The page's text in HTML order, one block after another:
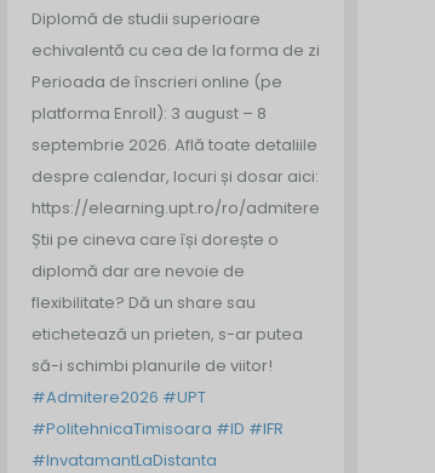
Diplomă de studii superioare
echivalentă cu cea de la forma de zi
Perioada de înscrieri online (pe
platforma Enroll): 3 august – 8
septembrie 2026. Află toate detaliile
despre calendar, locuri și dosar aici:
https://elearning.upt.ro/ro/admitere/
Știi pe cineva care își dorește o
diplomă dar are nevoie de
flexibilitate? Dă un share sau
etichetează un prieten, s-ar putea
să-i schimbi planurile de viitor!
#Admitere2026 #UPT
#PolitehnicaTimisoara #ID #IFR
#InvatamantLaDistanta